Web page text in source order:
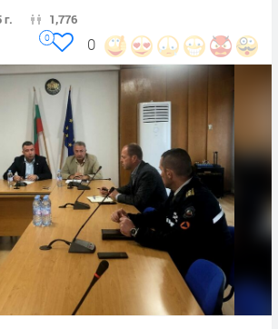
г. 1,776
0
0